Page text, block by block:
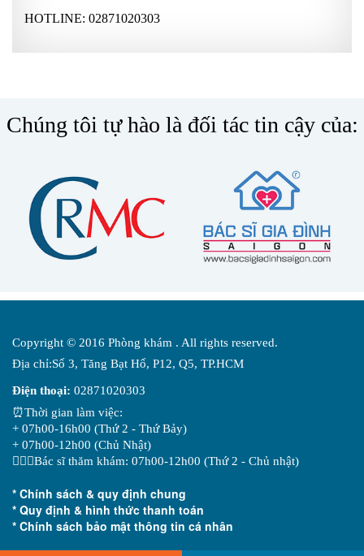
HOTLINE: 02871020303
Chúng tôi tự hào là đối tác tin cậy của:
Copyright © 2016 Phòng khám . All rights reserved.
Địa chỉ:Số 3, Tăng Bạt Hổ, P12, Q5, TP.HCM
Điện thoại: 02871020303
⏰Thời gian làm việc:
+ 07h00-16h00 (Thứ 2 - Thứ Bảy)
+ 07h00-12h00 (Chủ Nhật)
👨🏻‍⚕️Bác sĩ thăm khám: 07h00-12h00 (Thứ 2 - Chủ nhật)
* Chính sách & quy định chung
* Quy định & hình thức thanh toán
* Chính sách bảo mật thông tin cá nhân